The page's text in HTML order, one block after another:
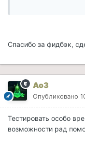
Спасибо за фидбэк,
Ao3
Опубликовано
Тестировать особо
возможности рад